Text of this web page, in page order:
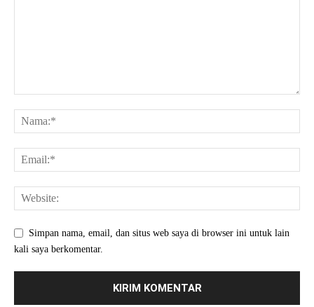
Simpan nama, email, dan situs web saya di browser ini untuk lain
kali saya berkomentar.